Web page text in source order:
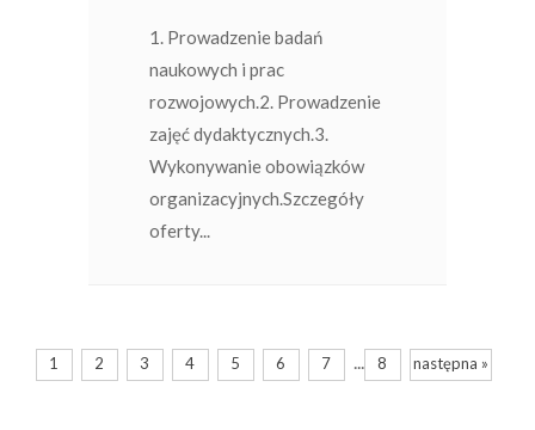
1. Prowadzenie badań
naukowych i prac
rozwojowych.2. Prowadzenie
zajęć dydaktycznych.3.
Wykonywanie obowiązków
organizacyjnych.Szczegóły
oferty...
1 2 3 4 5 6 7 ... 8 następna »